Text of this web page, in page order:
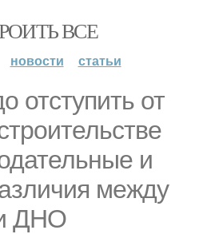
ВСЕ
новости статьи
отступить от
и
между
ДНО